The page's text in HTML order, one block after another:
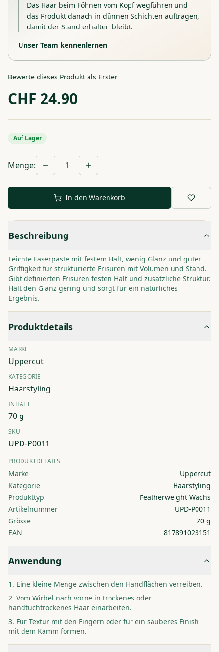
Das Haar beim Föhnen vom Kopf wegführen und
das Produkt danach in dünnen Schichten auftragen,
damit der Stand erhalten bleibt.
Unser Team kennenlernen
Bewerte dieses Produkt als Erster
CHF 24.90
Auf Lager
Menge: 1
In den Warenkorb
Beschreibung
Leichte Faserpaste mit festem Halt, wenig Glanz und guter
Griffigkeit für strukturierte Frisuren mit Volumen und Stand.
Gibt definierten Frisuren festen Halt und zusätzliche Struktur.
Hält den Glanz gering und sorgt für ein natürliches
Ergebnis.
Produktdetails
MARKE
Uppercut
KATEGORIE
Haarstyling
INHALT
70 g
SKU
UPD-P0011
PRODUKTDETAILS
Marke
Uppercut
Kategorie
Haarstyling
Produkttyp
Featherweight Wachs
Artikelnummer
UPD-P0011
Grösse
70 g
EAN
817891023151
Anwendung
Eine kleine Menge zwischen den Handflächen verreiben.
Vom Wirbel nach vorne in trockenes oder
handtuchtrockenes Haar einarbeiten.
Für Textur mit den Fingern oder für ein sauberes Finish
mit dem Kamm formen.